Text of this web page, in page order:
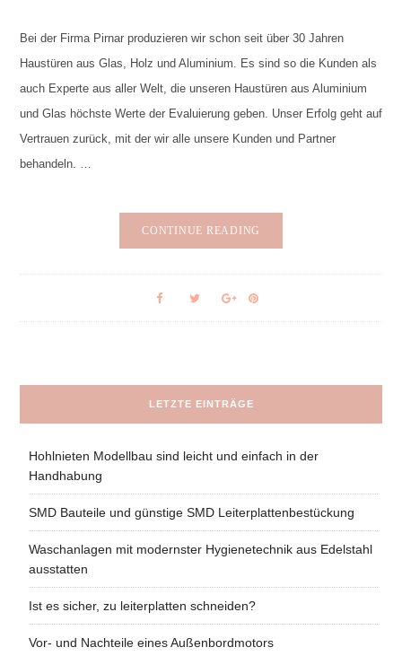
Bei der Firma Pirnar produzieren wir schon seit über 30 Jahren
Haustüren aus Glas, Holz und Aluminium. Es sind so die Kunden als
auch Experte aus aller Welt, die unseren Haustüren aus Aluminium
und Glas höchste Werte der Evaluierung geben. Unser Erfolg geht auf
Vertrauen zurück, mit der wir alle unsere Kunden und Partner
behandeln. …
CONTINUE READING
LETZTE EINTRÄGE
Hohlnieten Modellbau sind leicht und einfach in der
Handhabung
SMD Bauteile und günstige SMD Leiterplattenbestückung
Waschanlagen mit modernster Hygienetechnik aus Edelstahl
ausstatten
Ist es sicher, zu leiterplatten schneiden?
Vor- und Nachteile eines Außenbordmotors